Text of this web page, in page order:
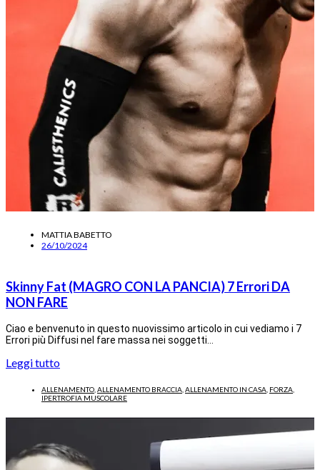
MATTIA BABETTO
26/10/2024
Skinny Fat (MAGRO CON LA PANCIA) 7 Errori DA
NON FARE
Ciao e benvenuto in questo nuovissimo articolo in cui vediamo i 7
Errori più Diffusi nel fare massa nei soggetti…
Leggi tutto
ALLENAMENTO ALLENAMENTO BRACCIA ALLENAMENTO IN CASA FORZA
IPERTROFIA MUSCOLARE